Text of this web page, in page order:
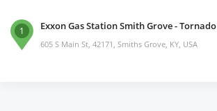
1 Exxon Gas Station Smith Grove - Tornado
605 S Main St, 42171, Smiths Grove, KY, USA